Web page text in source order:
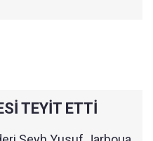
TEYİT ETTİ